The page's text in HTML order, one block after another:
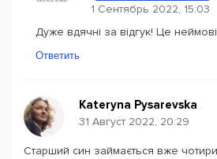
1 Сентябрь 2022, 15:03
Дуже вдячні за відгук! Це
Ответить
Kateryna Pysarevska
31 Август 2022, 20:29
Старший син займається вже